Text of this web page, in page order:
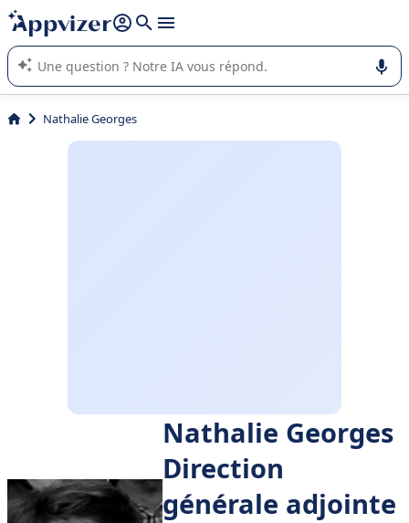
répondre (plusieurs lignes avec
L'IA de Appvizer vous guide dans l'utilisation ou la sélection de
logiciel SaaS en entreprise.
Nathalie Georges
Nathalie Georges
Direction
générale adjointe